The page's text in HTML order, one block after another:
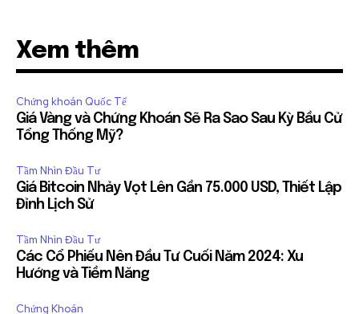
Xem thêm
Chứng khoán Quốc Tế
Giá Vàng và Chứng Khoán Sẽ Ra Sao Sau Kỳ Bầu Cử
Tổng Thống Mỹ?
Tầm Nhìn Đầu Tư
Giá Bitcoin Nhảy Vọt Lên Gần 75.000 USD, Thiết Lập
Đỉnh Lịch Sử
Tầm Nhìn Đầu Tư
Các Cổ Phiếu Nên Đầu Tư Cuối Năm 2024: Xu
Hướng và Tiềm Năng
Chứng Khoán